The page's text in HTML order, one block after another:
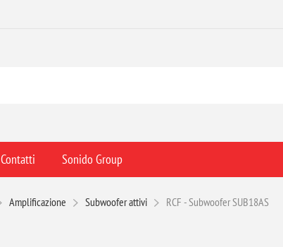
Contatti Sonido Group
Amplificazione Subwoofer attivi RCF - Subwoofer SUB18AS